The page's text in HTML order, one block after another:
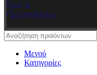
Όροι &
Προϋποθέσεις
Μενού
Κατηγορίες